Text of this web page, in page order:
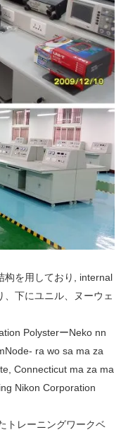
构を用しており, internal
下にユニル、ヌーウェ
PolysterーNeko nn
ra wo sa ma za
Connecticut ma za ma
Nikon Corporation
トレーニングワークベ